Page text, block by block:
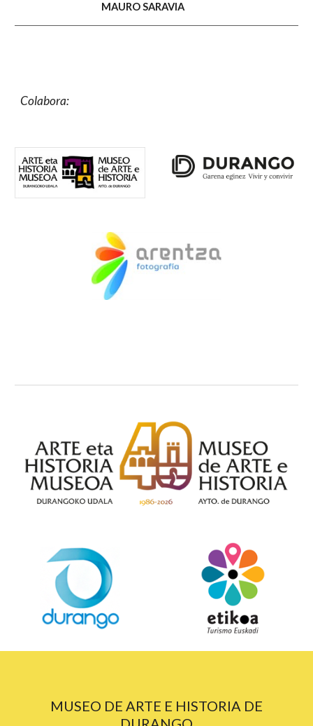
MAURO SARAVIA
Colabora:
MUSEO DE ARTE E HISTORIA DE